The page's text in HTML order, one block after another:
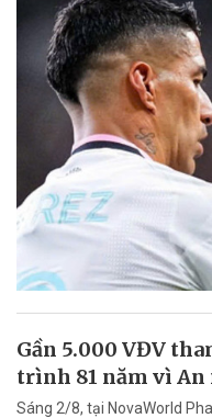
Gần 5.000 VĐV
trình 81 năm vì An
Sáng 2/8, tại NovaWorld